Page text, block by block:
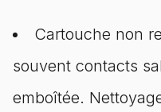
Cartouche non
souvent contacts
emboîtée.